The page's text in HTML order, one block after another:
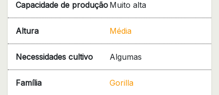
Capacidade de produção Muito alta
Altura Média
Necessidades cultivo Algumas
Família Gorilla